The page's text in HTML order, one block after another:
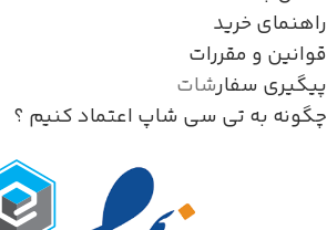
راهنمای خرید
قوانین و مقررات
پیگیری سفارشات
چگونه به تی سی شاپ اعتماد کنیم ؟